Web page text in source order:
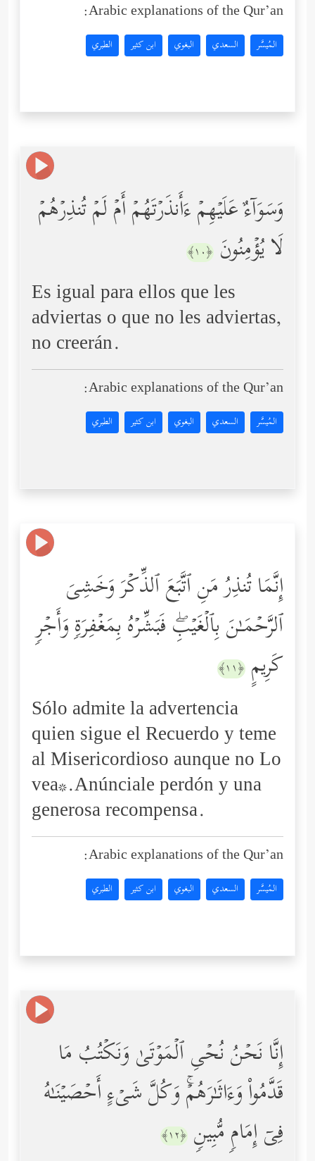
Arabic explanations of the Qur’an:
المُيسَّر السعدي البغوي ابن كثير الطبري
وَسَوَاۤءٌ عَلَیۡهِمۡ ءَأَنذَرۡتَهُمۡ أَمۡ لَمۡ تُنذِرۡهُمۡ
لَا یُؤۡمِنُونَ ﴿١٠﴾
Es igual para ellos que les
adviertas o que no les adviertas,
no creerán.
Arabic explanations of the Qur’an:
المُيسَّر السعدي البغوي ابن كثير الطبري
إِنَّمَا تُنذِرُ مَنِ ٱتَّبَعَ ٱلذِّكۡرَ وَخَشِیَ
ٱلرَّحۡمَـٰنَ بِٱلۡغَیۡبِۖ فَبَشِّرۡهُ بِمَغۡفِرَةࣲ وَأَجۡرࣲ
كَرِیمٍ ﴿١١﴾
Sólo admite la advertencia
quien sigue el Recuerdo y teme
al Misericordioso aunque no Lo
vea*.Anúnciale perdón y una
generosa recompensa.
Arabic explanations of the Qur’an:
المُيسَّر السعدي البغوي ابن كثير الطبري
إِنَّا نَحۡنُ نُحۡیِ ٱلۡمَوۡتَىٰ وَنَكۡتُبُ مَا
قَدَّمُواْ وَءَاثَـٰرَهُمۡۚ وَكُلَّ شَیۡءٍ أَحۡصَیۡنَـٰهُ
فِیۤ إِمَامࣲ مُّبِینࣲ ﴿١٢﴾